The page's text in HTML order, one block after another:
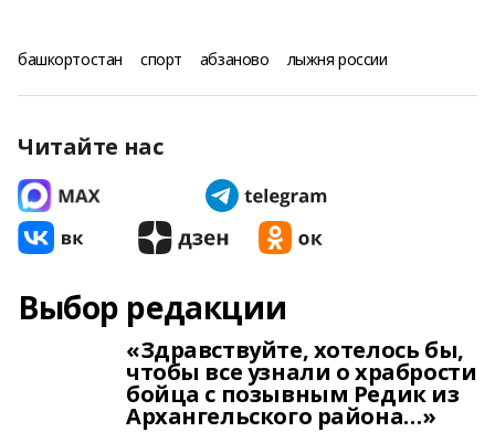
башкортостан спорт абзаново лыжня россии
Читайте нас
Выбор редакции
«Здравствуйте, хотелось бы,
чтобы все узнали о храбрости
бойца с позывным Редик из
Архангельского района…»